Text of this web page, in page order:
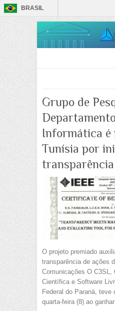
BRASIL
Grupo de
Informática é
Tunísia por
O projeto premiado
transparência de ações
Comunicações O C3SL,
Científica e Software
Federal do Paraná, teve
quarta-feira (8) ao